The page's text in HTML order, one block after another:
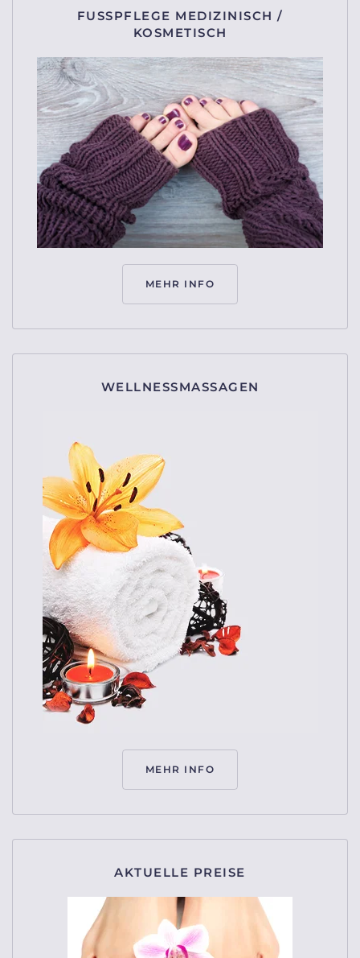
FUSSPFLEGE MEDIZINISCH / K
OSMETISCH
MEHR INFO
WELLNESSMASSAGEN
MEHR INFO
AKTUELLE PREISE